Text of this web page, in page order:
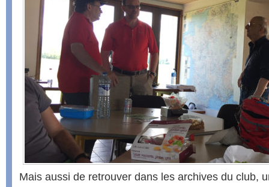
Mais aussi de retrouver dans les archives du club,